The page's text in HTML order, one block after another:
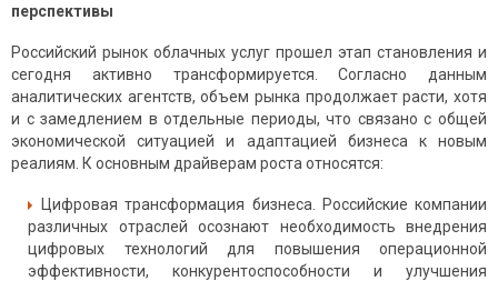
перспективы
Российский рынок облачных услуг прошел этап становления и
сегодня активно трансформируется. Согласно данным
аналитических агентств, объем рынка продолжает расти, хотя
и с замедлением в отдельные периоды, что связано с общей
экономической ситуацией и адаптацией бизнеса к новым
реалиям. К основным драйверам роста относятся:
Цифровая трансформация бизнеса. Российские компании
различных отраслей осознают необходимость внедрения
цифровых технологий для повышения операционной
эффективности, конкурентоспособности и улучшения